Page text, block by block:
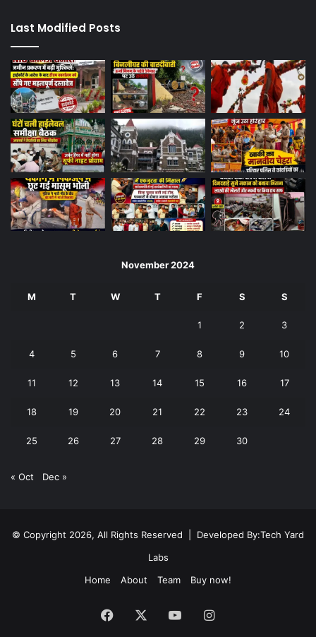
Last Modified Posts
November 2024
M T W T F S S
1 2 3
4 5 6 7 8 9 10
11 12 13 14 15 16 17
18 19 20 21 22 23 24
25 26 27 28 29 30
« Oct Dec »
© Copyright 2026, All Rights Reserved | Developed By:Tech Yard
Labs
Home
About Team Buy now!
Facebook YouTubeInstagram